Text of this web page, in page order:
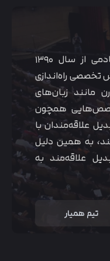
موسسه‌ی آموزشی همیار آکادمی از سال ۱۳۹۰
تخصصی راه‌اندازی
مانند زبان‌های
همچون
علاقه‌مندان با
به همین دلیل
علاقه‌مند به
تیم همیار